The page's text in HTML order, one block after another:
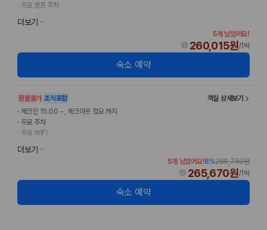
제주 렌트카는 차량 인수 위치와 셔틀 편의성에 따라 실제 이용 만족도가
달라집니다. 공항에서 렌트카 사무실까지의 이동 조건을 가격과 함께 비교
제주도 렌트카 차종별 가격비교
혼자 또는 2인 여행에 적합하며 제주 렌트카 최저가를 찾는 사용자
가 가장 먼저 비교하는 차종입니다.
준중형·중형차
커플·친구 여행에서 많이 선택되며 가격과 승차감의 균형이 좋은 차
종입니다.
가족 여행, 짐이 많은 여행, 장거리 이동에 적합하며 보험 조건과 차
량 연식을 함께 비교하는 것이 좋습니다.
단체 여행이나 4인 이상 가족 여행에 적합하며 인원수, 짐 공간, 보
· 무료 셀프 주차
무료 아침 식사
더보기
5개 남았어요!
260,015원/1박
숙소 예약
환불불가 조식포함
객실 상세보기
· 체크인 15:00 ~, 체크아웃 정오 까지
· 무료 주차
· 무료 WiFi
무료 아침 식사
더보기
5개 남았어요!8%288,759원
265,670원/1박
숙소 예약